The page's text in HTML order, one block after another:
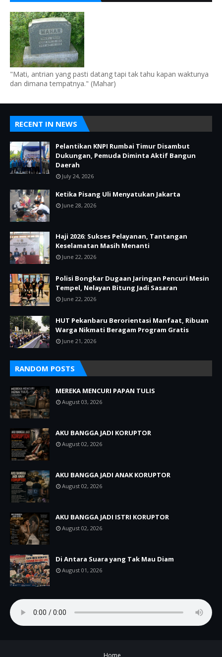
"Mati, antrian yang pasti datang tapi tak tahu kapan waktunya
dan dimana tempatnya." (Mahar)
RECENT IN NEWS
Pelantikan KNPI Rumbai Timur Disambut
Dukungan, Pemuda Diminta Aktif Bangun
Daerah
July 24, 2026
Ketika Pisang Uli Menyatukan Jakarta
June 28, 2026
Haji 2026: Sukses Pelayanan, Tantangan
Keselamatan Masih Menanti
June 22, 2026
Polisi Bongkar Dugaan Jaringan Pencuri Mesin
Tempel, Nelayan Bitung Jadi Sasaran
June 22, 2026
HUT Pekanbaru Berorientasi Manfaat, Ribuan
Warga Nikmati Beragam Program Gratis
June 21, 2026
RANDOM POSTS
MEREKA MENCURI PAPAN TULIS
August 03, 2026
AKU BANGGA JADI KORUPTOR
August 02, 2026
AKU BANGGA JADI ANAK KORUPTOR
August 02, 2026
AKU BANGGA JADI ISTRI KORUPTOR
August 02, 2026
Di Antara Suara yang Tak Mau Diam
August 01, 2026